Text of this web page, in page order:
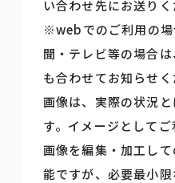
い合わせ先にお送りく
※webでのご利用の
聞・テレビ等の場合
も合わせてお知らせく
画像は、実際の状況
す。イメージとしてご
画像を編集・加工し
能ですが、必要最小